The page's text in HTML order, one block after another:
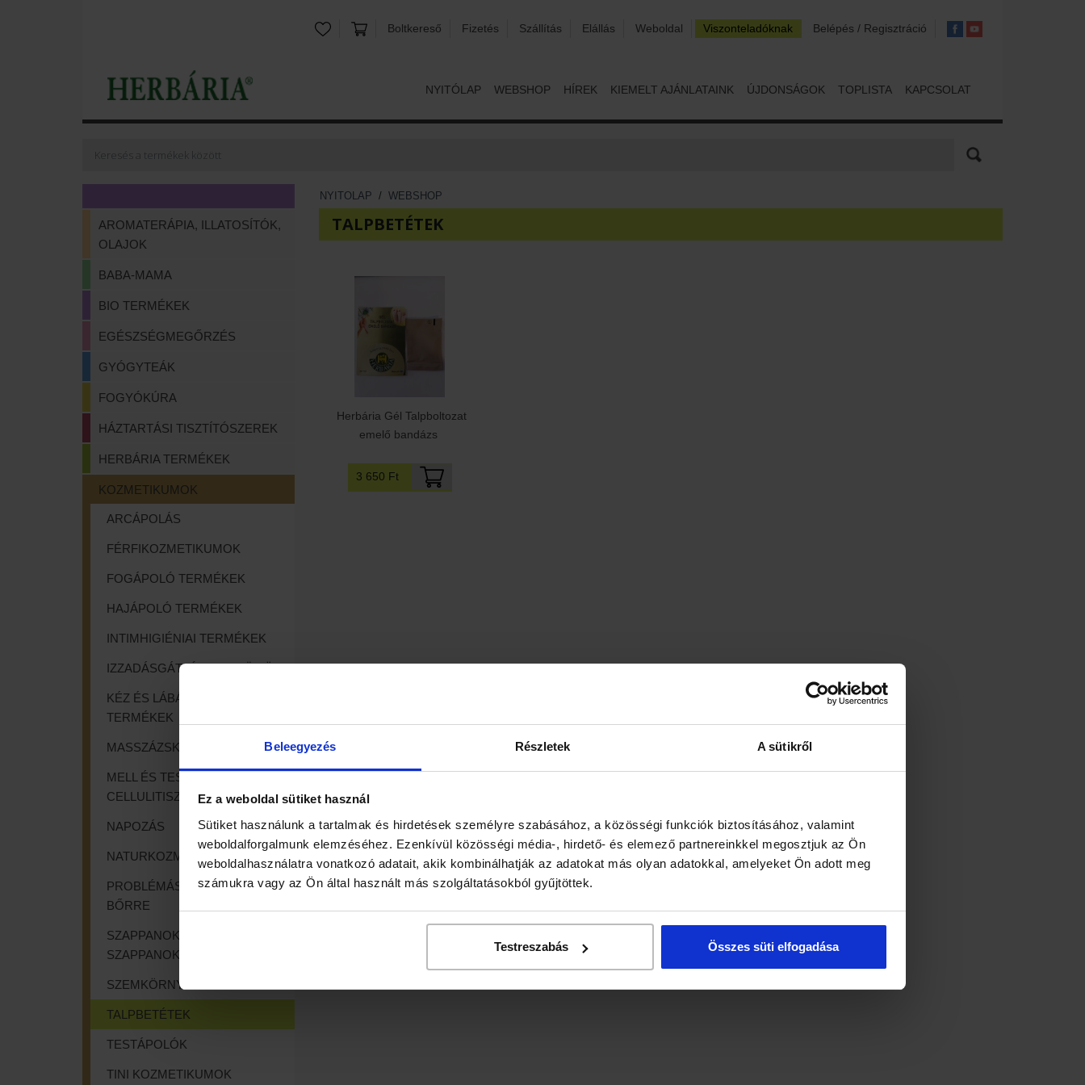
Beleegyezés Részletek A sütikről
Ez a weboldal sütiket használ
Sütiket használunk a tartalmak és hirdetések személyre szabásához, a közösségi funkciók biztosításához, valamint
weboldalforgalmunk elemzéséhez. Ezenkívül közösségi média-, hirdető- és elemező partnereinkkel megosztjuk az Ön
weboldalhasználatra vonatkozó adatait, akik kombinálhatják az adatokat más olyan adatokkal, amelyeket Ön adott meg
számukra vagy az Ön által használt más szolgáltatásokból gyűjtöttek.
Testreszabás Összes süti elfogadása
Boltkereső Fizetés Szállítás Elállás Weboldal Viszonteladóknak Belépés / Regisztráció
NYITÓLAP WEBSHOP HÍREK KIEMELT AJÁNLATAINK ÚJDONSÁGOK TOPLISTA KAPCSOLAT
AROMATERÁPIA, ILLATOSÍTÓK,
OLAJOK
BABA-MAMA
BIO TERMÉKEK
EGÉSZSÉGMEGŐRZÉS
GYÓGYTEÁK
FOGYÓKÚRA
HÁZTARTÁSI TISZTÍTÓSZEREK
HERBÁRIA TERMÉKEK
KOZMETIKUMOK
ARCÁPOLÁS
FÉRFIKOZMETIKUMOK
FOGÁPOLÓ TERMÉKEK
HAJÁPOLÓ TERMÉKEK
INTIMHIGIÉNIAI TERMÉKEK
IZZADÁSGÁTLÓK, PARFÜMÖK
KÉZ ÉS LÁBÁPOLÓ
TERMÉKEK
MASSZÁZSKRÉMEK
MELL ÉS TESTFORMÁLÓK,
CELLULITISZ
NAPOZÁS
NATURKOZMETIKUMOK
PROBLÉMÁS ÉS SZEPLŐS
BŐRRE
SZAPPANOK, FOLYÉKONY
SZAPPANOK
SZEMKÖRNYÉKÁPOLÓK
TALPBETÉTEK
TESTÁPOLÓK
TINI KOZMETIKUMOK
NYITOLAP / WEBSHOP
TALPBETÉTEK
Herbária Gél Talpboltozat
emelő bandázs
3 650 Ft